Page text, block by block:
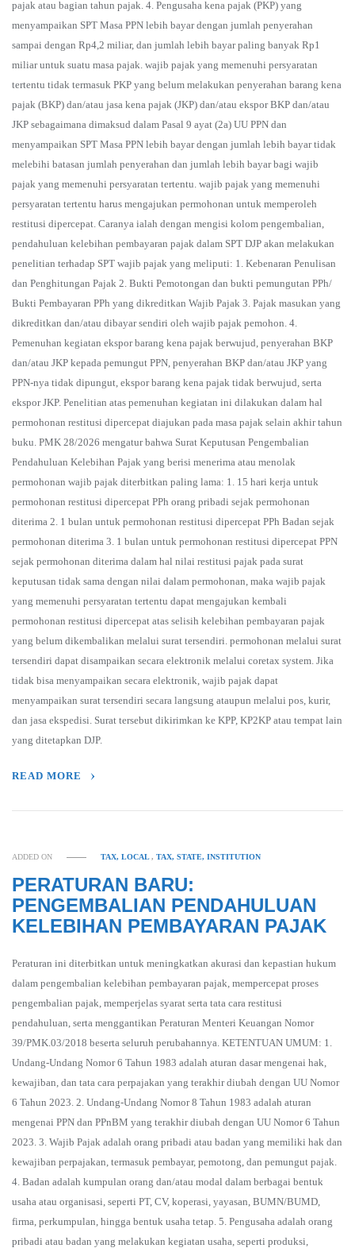
pajak atau bagian tahun pajak. 4. Pengusaha kena pajak (PKP) yang
menyampaikan SPT Masa PPN lebih bayar dengan jumlah penyerahan
sampai dengan Rp4,2 miliar, dan jumlah lebih bayar paling banyak Rp1
miliar untuk suatu masa pajak. wajib pajak yang memenuhi persyaratan
tertentu tidak termasuk PKP yang belum melakukan penyerahan barang kena
pajak (BKP) dan/atau jasa kena pajak (JKP) dan/atau ekspor BKP dan/atau
JKP sebagaimana dimaksud dalam Pasal 9 ayat (2a) UU PPN dan
menyampaikan SPT Masa PPN lebih bayar dengan jumlah lebih bayar tidak
melebihi batasan jumlah penyerahan dan jumlah lebih bayar bagi wajib
pajak yang memenuhi persyaratan tertentu. wajib pajak yang memenuhi
persyaratan tertentu harus mengajukan permohonan untuk memperoleh
restitusi dipercepat. Caranya ialah dengan mengisi kolom pengembalian,
pendahuluan kelebihan pembayaran pajak dalam SPT DJP akan melakukan
penelitian terhadap SPT wajib pajak yang meliputi: 1. Kebenaran Penulisan
dan Penghitungan Pajak 2. Bukti Pemotongan dan bukti pemungutan PPh/
Bukti Pembayaran PPh yang dikreditkan Wajib Pajak 3. Pajak masukan yang
dikreditkan dan/atau dibayar sendiri oleh wajib pajak pemohon. 4.
Pemenuhan kegiatan ekspor barang kena pajak berwujud, penyerahan BKP
dan/atau JKP kepada pemungut PPN, penyerahan BKP dan/atau JKP yang
PPN-nya tidak dipungut, ekspor barang kena pajak tidak berwujud, serta
ekspor JKP. Penelitian atas pemenuhan kegiatan ini dilakukan dalam hal
permohonan restitusi dipercepat diajukan pada masa pajak selain akhir tahun
buku. PMK 28/2026 mengatur bahwa Surat Keputusan Pengembalian
Pendahuluan Kelebihan Pajak yang berisi menerima atau menolak
permohonan wajib pajak diterbitkan paling lama: 1. 15 hari kerja untuk
permohonan restitusi dipercepat PPh orang pribadi sejak permohonan
diterima 2. 1 bulan untuk permohonan restitusi dipercepat PPh Badan sejak
permohonan diterima 3. 1 bulan untuk permohonan restitusi dipercepat PPN
sejak permohonan diterima dalam hal nilai restitusi pajak pada surat
keputusan tidak sama dengan nilai dalam permohonan, maka wajib pajak
yang memenuhi persyaratan tertentu dapat mengajukan kembali
permohonan restitusi dipercepat atas selisih kelebihan pembayaran pajak
yang belum dikembalikan melalui surat tersendiri. permohonan melalui surat
tersendiri dapat disampaikan secara elektronik melalui coretax system. Jika
tidak bisa menyampaikan secara elektronik, wajib pajak dapat
menyampaikan surat tersendiri secara langsung ataupun melalui pos, kurir,
dan jasa ekspedisi. Surat tersebut dikirimkan ke KPP, KP2KP atau tempat lain
yang ditetapkan DJP.
READ MORE
ADDED ON TAX, LOCAL,TAX, STATE, INSTITUTION
PERATURAN BARU:
PENGEMBALIAN PENDAHULUAN
KELEBIHAN PEMBAYARAN PAJAK
Peraturan ini diterbitkan untuk meningkatkan akurasi dan kepastian hukum
dalam pengembalian kelebihan pembayaran pajak, mempercepat proses
pengembalian pajak, memperjelas syarat serta tata cara restitusi
pendahuluan, serta menggantikan Peraturan Menteri Keuangan Nomor
39/PMK.03/2018 beserta seluruh perubahannya. KETENTUAN UMUM: 1.
Undang-Undang Nomor 6 Tahun 1983 adalah aturan dasar mengenai hak,
kewajiban, dan tata cara perpajakan yang terakhir diubah dengan UU Nomor
6 Tahun 2023. 2. Undang-Undang Nomor 8 Tahun 1983 adalah aturan
mengenai PPN dan PPnBM yang terakhir diubah dengan UU Nomor 6 Tahun
2023. 3. Wajib Pajak adalah orang pribadi atau badan yang memiliki hak dan
kewajiban perpajakan, termasuk pembayar, pemotong, dan pemungut pajak.
4. Badan adalah kumpulan orang dan/atau modal dalam berbagai bentuk
usaha atau organisasi, seperti PT, CV, koperasi, yayasan, BUMN/BUMD,
firma, perkumpulan, hingga bentuk usaha tetap. 5. Pengusaha adalah orang
pribadi atau badan yang melakukan kegiatan usaha, seperti produksi,